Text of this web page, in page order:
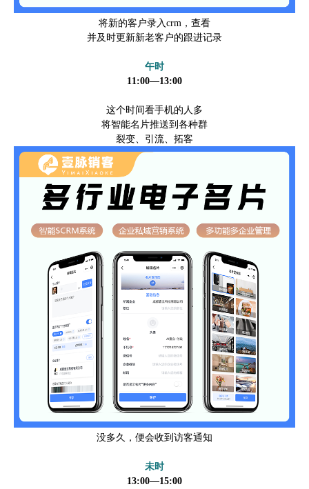
将新的客户录入crm，查看
并及时更新新老客户的跟进记录
午时
11:00—13:00
这个时间看手机的人多
将智能名片推送到各种群
裂变、引流、拓客
没多久，便会收到访客通知
未时
13:00—15:00